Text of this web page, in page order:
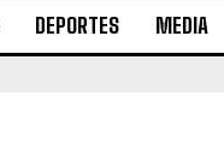
DEPORTES MEDIA